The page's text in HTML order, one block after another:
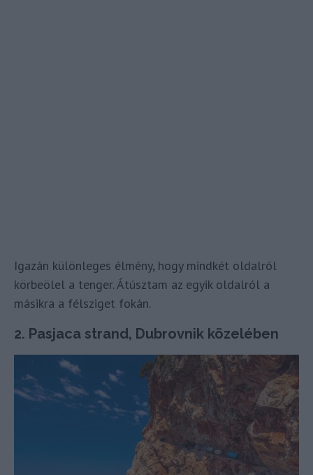
Igazán különleges élmény, hogy mindkét oldalról
körbeölel a tenger. Átúsztam az egyik oldalról a
másikra a félsziget fokán.
2. Pasjaca strand, Dubrovnik közelében